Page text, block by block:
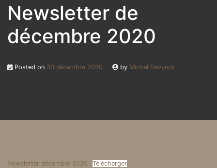
Newsletter de
décembre 2020
Posted on 30 décembre 2020 by Michel Devynck
Newsletter décembre 2020 Télécharger